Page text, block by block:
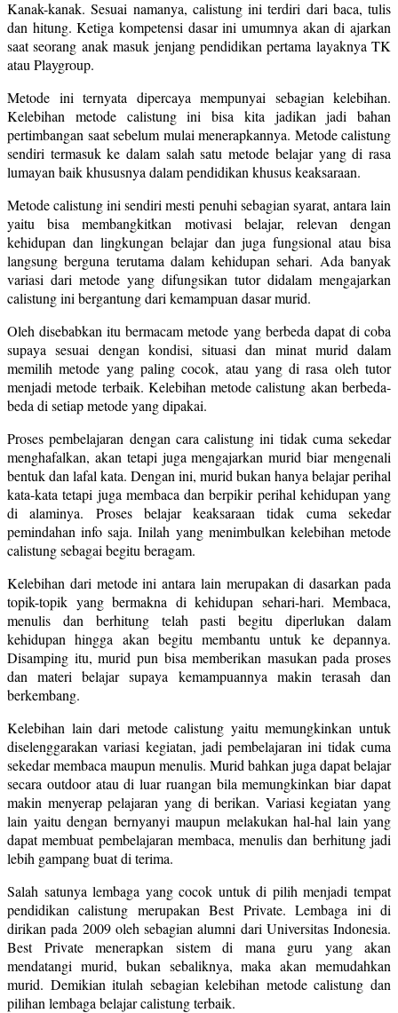
Kanak-kanak. Sesuai namanya, calistung ini terdiri dari baca, tulis
dan hitung. Ketiga kompetensi dasar ini umumnya akan di ajarkan
saat seorang anak masuk jenjang pendidikan pertama layaknya TK
atau Playgroup.
Metode ini ternyata dipercaya mempunyai sebagian kelebihan.
Kelebihan metode calistung ini bisa kita jadikan jadi bahan
pertimbangan saat sebelum mulai menerapkannya. Metode calistung
sendiri termasuk ke dalam salah satu metode belajar yang di rasa
lumayan baik khususnya dalam pendidikan khusus keaksaraan.
Metode calistung ini sendiri mesti penuhi sebagian syarat, antara lain
yaitu bisa membangkitkan motivasi belajar, relevan dengan
kehidupan dan lingkungan belajar dan juga fungsional atau bisa
langsung berguna terutama dalam kehidupan sehari. Ada banyak
variasi dari metode yang difungsikan tutor didalam mengajarkan
calistung ini bergantung dari kemampuan dasar murid.
Oleh disebabkan itu bermacam metode yang berbeda dapat di coba
supaya sesuai dengan kondisi, situasi dan minat murid dalam
memilih metode yang paling cocok, atau yang di rasa oleh tutor
menjadi metode terbaik. Kelebihan metode calistung akan berbeda-
beda di setiap metode yang dipakai.
Proses pembelajaran dengan cara calistung ini tidak cuma sekedar
menghafalkan, akan tetapi juga mengajarkan murid biar mengenali
bentuk dan lafal kata. Dengan ini, murid bukan hanya belajar perihal
kata-kata tetapi juga membaca dan berpikir perihal kehidupan yang
di alaminya. Proses belajar keaksaraan tidak cuma sekedar
pemindahan info saja. Inilah yang menimbulkan kelebihan metode
calistung sebagai begitu beragam.
Kelebihan dari metode ini antara lain merupakan di dasarkan pada
topik-topik yang bermakna di kehidupan sehari-hari. Membaca,
menulis dan berhitung telah pasti begitu diperlukan dalam
kehidupan hingga akan begitu membantu untuk ke depannya.
Disamping itu, murid pun bisa memberikan masukan pada proses
dan materi belajar supaya kemampuannya makin terasah dan
berkembang.
Kelebihan lain dari metode calistung yaitu memungkinkan untuk
diselenggarakan variasi kegiatan, jadi pembelajaran ini tidak cuma
sekedar membaca maupun menulis. Murid bahkan juga dapat belajar
secara outdoor atau di luar ruangan bila memungkinkan biar dapat
makin menyerap pelajaran yang di berikan. Variasi kegiatan yang
lain yaitu dengan bernyanyi maupun melakukan hal-hal lain yang
dapat membuat pembelajaran membaca, menulis dan berhitung jadi
lebih gampang buat di terima.
Salah satunya lembaga yang cocok untuk di pilih menjadi tempat
pendidikan calistung merupakan Best Private. Lembaga ini di
dirikan pada 2009 oleh sebagian alumni dari Universitas Indonesia.
Best Private menerapkan sistem di mana guru yang akan
mendatangi murid, bukan sebaliknya, maka akan memudahkan
murid. Demikian itulah sebagian kelebihan metode calistung dan
pilihan lembaga belajar calistung terbaik.